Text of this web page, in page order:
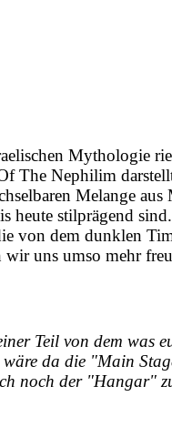
Mythologie
The Nephilim
Melange
heute stilprägend
von dem dunklen
wir uns umso mehr
Teil von dem was
da die "Main
noch der "Hangar"